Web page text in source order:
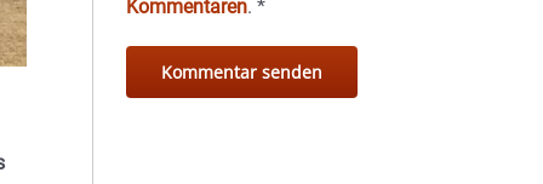
Kommentaren.*